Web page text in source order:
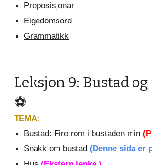
Preposisjonar
Eigedomsord
Grammatikk
Leksjon 9: Bustad
⚽️
TEMA:
Bustad: Fire rom i bustaden min
Snakk om bustad (Denne sida er